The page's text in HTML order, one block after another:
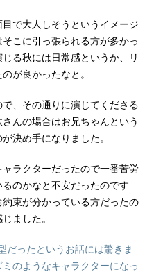
で大人しそうというイメージ
こに引っ張られる方が多かっ
る秋には日常感というか、リ
が良かったなと。
、その通りに演じてくださる
んの場合はお兄ちゃんという
決め手になりました。
ラクターだったので一番苦労
のかなと不安だったのです
束が分かっている方だったの
ました。
ったというお話には驚きま
のようなキャラクターになっ